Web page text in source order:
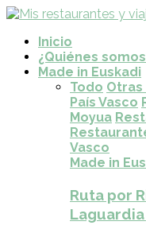
Inicio
¿Quiénes
Made in Euskadi
Todo Otras
País Vasco
Moyua
Vasco
Made in
Ruta por
Laguardia